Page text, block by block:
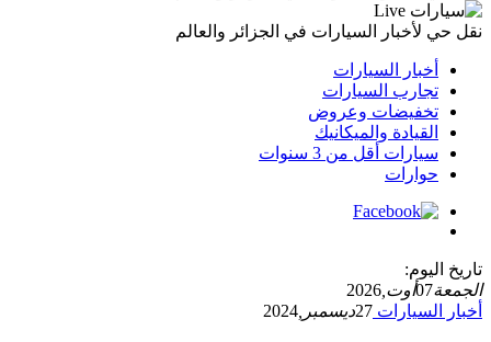
نقل حي لأخبار السيارات في الجزائر والعالم
أخبار السيارات
تجارب السيارات
تخفيضات وعروض
القيادة والميكانيك
سيارات أقل من 3 سنوات
حوارات
تاريخ اليوم:
الجمعة07أوت, 2026
أخبار السيارات 27ديسمبر, 2024